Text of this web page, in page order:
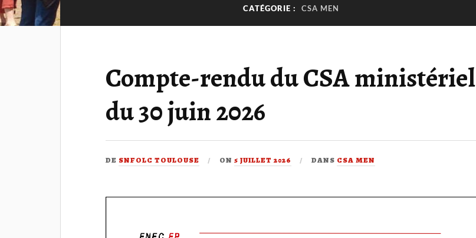
CATÉGORIE : CSA MEN
Compte-rendu du CSA ministériel
du 30 juin 2026
DE SNFOLC TOULOUSE ON5 JUILLET 2026 DANS CSA MEN